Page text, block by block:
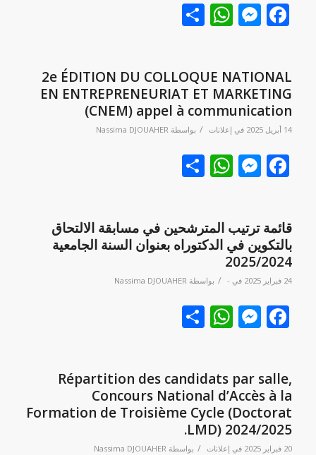
Facebook
Messenger
WhatsApp
نشر
2e ÉDITION DU COLLOQUE NATIONAL
EN ENTREPRENEURIAT ET MARKETING
(CNEM) appel à communication
14 أبريل 2025 في إعلانات / بواسطة Nassima DJOUAHER
Facebook
Messenger
WhatsApp
نشر
قائمة ترتيب المترشحين في مسابقة الالتحاق
بالتكوين في الدكتوراه بعنوان السنة الجامعية
2025/2024
24 فبراير 2025 في -
/ بواسطة Nassima DJOUAHER
Facebook
Messenger
WhatsApp
نشر
Répartition des candidats par salle,
Concours National d’Accès à la
Formation de Troisième Cycle (Doctorat
LMD) 2024/2025.
20 فبراير 2025 في إعلانات / بواسطة Nassima DJOUAHER